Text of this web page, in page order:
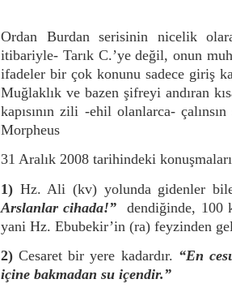
Ordan Burdan serisinin nicelik
itibariyle- Tarık C.’ye değil, onun
ifadeler bir çok konunu sadece giriş
Muğlaklık ve bazen şifreyi andıran
kapısının zili -ehil olanlarca-
Morpheus
31 Aralık 2008 tarihindeki
1) Hz. Ali (kv) yolunda gidenler
Arslanlar cihada!”
dendiğinde, 100
yani Hz. Ebubekir’in (ra) feyzinden
2) Cesaret bir yere kadardır. “En
içine bakmadan su içendir.”